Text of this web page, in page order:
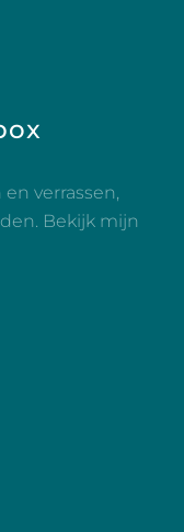
verrassen,
Bekijk mijn